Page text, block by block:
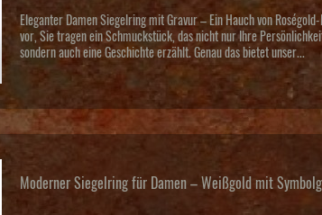
Eleganter Damen Siegelring mit Gravur – Ein Hauch von
vor, Sie tragen ein Schmuckstück, das nicht nur Ihre
sondern auch eine Geschichte erzählt. Genau das bietet unser...
Moderner Siegelring für Damen – Weißgold mit